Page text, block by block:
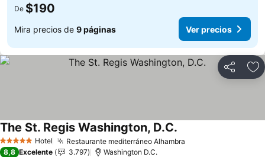
De $190
Mira precios de 9 páginas Ver precios
Compartir
5 Estrellas Hotel Restaurante mediterráneo Alhambra
The St. Regis Washington, D.C.
8,8 Excelente 3.797 Washington D.C.